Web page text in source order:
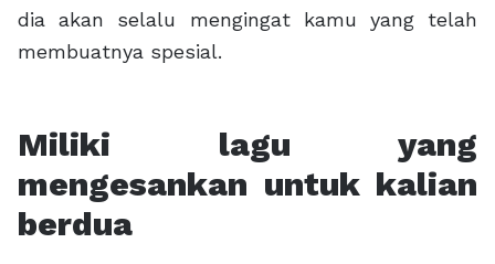
dia akan selalu mengingat kamu yang telah
membuatnya spesial.
Miliki lagu yang
mengesankan untuk kalian
berdua